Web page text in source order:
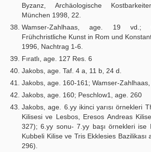
Byzanz, Archäologische
München 1998, 22.
Wamser-Zahlhaas, age. 19 vd.;
Frühchristliche Kunst in Rom und
1996, Nachtrag 1-6.
Fıratlı, age. 127 Res. 6
Jakobs, age. Taf. 4 a, 11 b, 24 d.
Jakobs, age. 160-161; Wamser-
Jakobs, age. 160; Peschlow1, age. 260
Jakobs, age. 6.yy ikinci yarısı örnekleri
Kilisesi ve Lesbos, Eresos Andreas
327); 6.yy sonu- 7.yy başı örnekleri ise
Kubbeli Kilise ve Tris Ekklesies Bazilikası
296).